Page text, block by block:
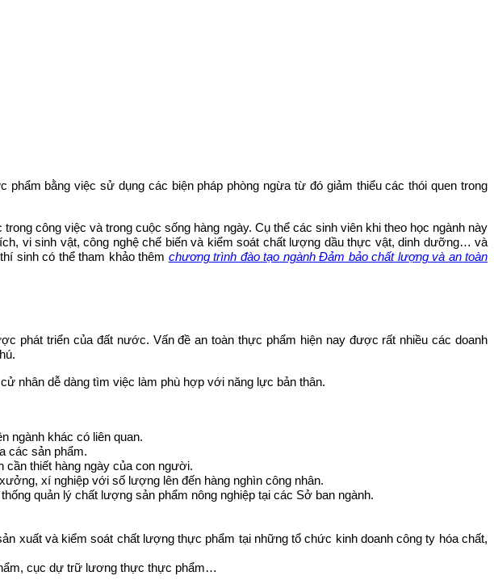
bằng việc sử dụng các biện pháp phòng ngừa từ đó giảm thiểu các thói quen trong
công việc và trong cuộc sống hàng ngày. Cụ thể các sinh viên khi theo học ngành này
vi sinh vật, công nghệ chế biến và kiểm soát chất lượng dầu thực vật, dinh dưỡng… và
sinh có thể tham khảo thêm chương trình đào tạo ngành Đảm bảo chất lượng và an toàn
phát triển của đất nước. Vấn đề an toàn thực phẩm hiện nay được rất nhiều các doanh
nhân dễ dàng tìm việc làm phù hợp với năng lực bản thân.
ngành khác có liên quan.
các sản phẩm.
thiết hàng ngày của con người.
xí nghiệp với số lượng lên đến hàng nghìn công nhân.
quản lý chất lượng sản phẩm nông nghiệp tại các Sở ban ngành.
xuất và kiểm soát chất lượng thực phẩm tại những tổ chức kinh doanh công ty hóa chất,
cục dự trữ lương thực thực phẩm…